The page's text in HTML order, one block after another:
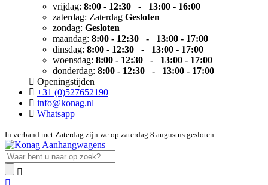
vrijdag: 8:00 - 12:30 - 13:00 - 16:00
zaterdag: Zaterdag Gesloten
zondag: Gesloten
maandag: 8:00 - 12:30 - 13:00 - 17:00
dinsdag: 8:00 - 12:30 - 13:00 - 17:00
woensdag: 8:00 - 12:30 - 13:00 - 17:00
donderdag: 8:00 - 12:30 - 13:00 - 17:00
Openingstijden
+31 (0)527652190
info@konag.nl
Whatsapp
In verband met Zaterdag zijn we op zaterdag 8 augustus gesloten.